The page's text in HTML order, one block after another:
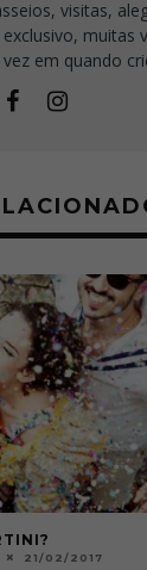
visitas,
muitas
em quando
21/02/2017